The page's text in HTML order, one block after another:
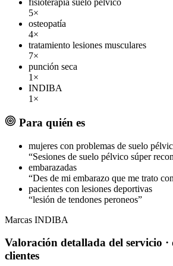
5×
osteopatía
4×
tratamiento lesiones musculares
7×
punción seca
1×
INDIBA
1×
Para quién es
mujeres con problemas de suelo
“Sesiones de suelo pélvico súper
embarazadas
“Des de mi embarazo que me trato
pacientes con lesiones deportivas
“lesión de tendones peroneos”
Marcas INDIBA
Valoración detallada del servicio
clientes